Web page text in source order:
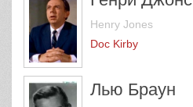
Henry Jones
Doc Kirby
Лью Браун